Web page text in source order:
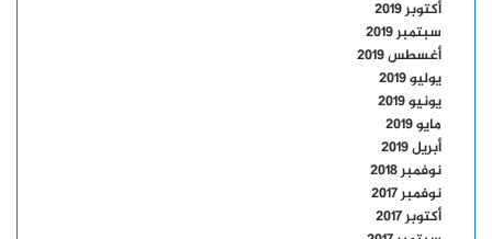
أكتوبر 2019
سبتمبر 2019
أغسطس 2019
يوليو 2019
يونيو 2019
مايو 2019
أبريل 2019
نوفمبر 2018
نوفمبر 2017
أكتوبر 2017